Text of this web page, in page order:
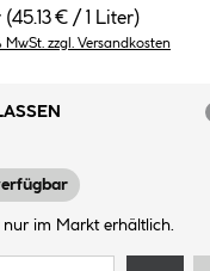
(45.13 € / 1 Liter)
MwSt. zzgl. Versandkosten
nur im Markt erhältlich.